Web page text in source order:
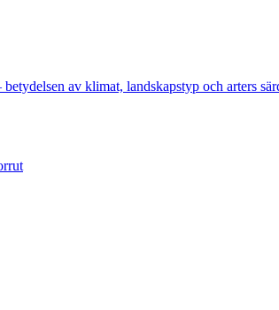
betydelsen av klimat, landskapstyp och arters